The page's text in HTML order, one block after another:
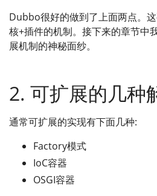
Dubbo很好的做到了上面两点。
核+插件的机制。接下来的章节中
展机制的神秘面纱。
2. 可扩展的几种
通常可扩展的实现有下面几种:
Factory模式
IoC容器
OSGI容器